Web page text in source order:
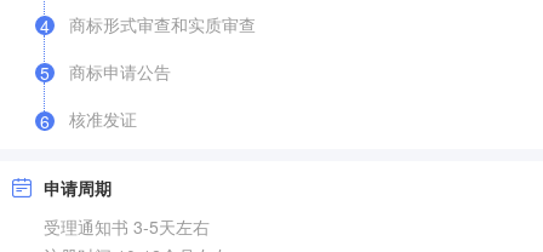
4
商标形式审查和实质审查
5
商标申请公告
6 核准发证
申请周期
受理通知书 3-5天左右